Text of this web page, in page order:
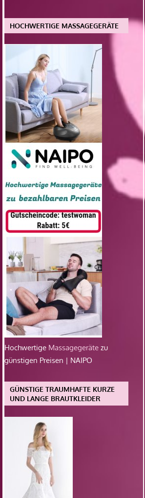
HOCHWERTIGE MASSAGEGERÄTE
Hochwertige Massagegeräte zu
günstigen Preisen | NAIPO
GÜNSTIGE TRAUMHAFTE KURZE
UND LANGE BRAUTKLEIDER